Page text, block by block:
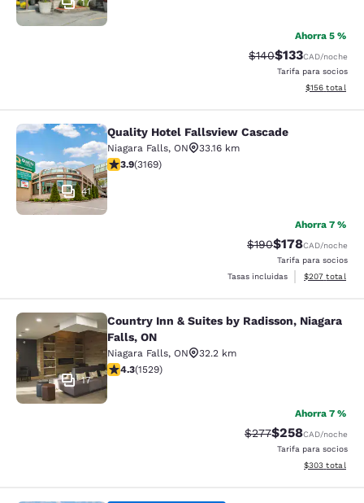
17
Ahorra 5 %
Tarifa tachada:
$140Tarifa reducida:
$133CAD/noche
Tarifa para socios
Ver detalles
$156 total
Quality Hotel Fallsview Cascade
41
Quality Hotel Fallsview Cascade
Niagara Falls, ON
33.16 km
Calificación de 3.9 estrellas. Bueno. 3169 reseñas
3.9(3169)
Ahorra 7 %
Tarifa tachada:
$190Tarifa reducida:
$178CAD/noche
Tarifa para socios
Tasas incluidas
Ver detalles
$207 total
Country Inn & Suites by Radisson,
17
Country Inn & Suites by Radisson, Niagara
Falls, ON
Niagara Falls, ON
32.2 km
Calificación de 4.32 estrellas. Excelente. 1529 reseñas
4.3(1529)
Ahorra 7 %
Tarifa tachada:
$277Tarifa reducida:
$258CAD/noche
Tarifa para socios
Ver detalles
$303 total